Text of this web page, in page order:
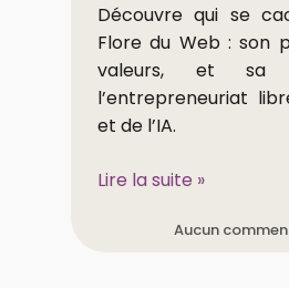
Découvre qui se
Flore du Web : son
valeurs, et sa
l’entrepreneuriat
et de l’IA.
Lire la suite »
Aucun